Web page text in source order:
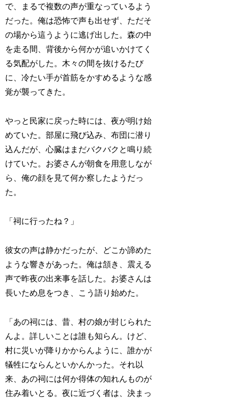
で、まるで複数の声が重なっているよう
だった。俺は恐怖で声も出せず、ただそ
の場から這うように逃げ出した。森の中
を走る間、背後から何かが追いかけてく
る気配がした。木々の間を抜けるたび
に、冷たい手が首筋をかすめるような感
覚が襲ってきた。
やっと民家に戻った時には、夜が明け始
めていた。部屋に飛び込み、布団に潜り
込んだが、心臓はまだバクバクと鳴り続
けていた。お婆さんが朝食を用意しなが
ら、俺の顔を見て何か察したようだっ
た。
「祠に行ったね？」
彼女の声は静かだったが、どこか諦めた
ような響きがあった。俺は頷き、震える
声で昨夜の出来事を話した。お婆さんは
長いため息をつき、こう語り始めた。
「あの祠には、昔、村の娘が封じられた
んよ。詳しいことは誰も知らん。けど、
村に災いが降りかからんように、誰かが
犠牲にならんといかんかった。それ以
来、あの祠には何か得体の知れんものが
住み着いとる。夜に近づく者は、決まっ